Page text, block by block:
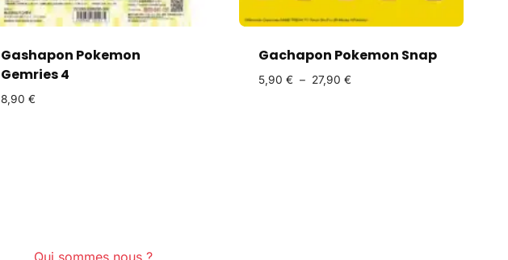
Gashapon Pokemon
Gemries 4
8,90 €
Gachapon Pokemon Snap
5,90 € – 27,90 €
Qui sommes nous ?